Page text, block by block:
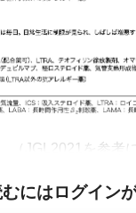
（JGL2021を参考
にはログイン